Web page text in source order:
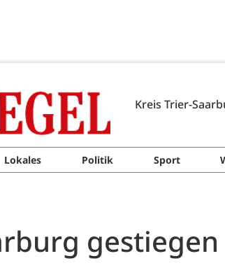
Kreis Trier-
Lokales Politik Sport
gestiegen